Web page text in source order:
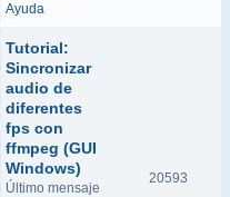
Ayuda
Tutorial:
Sincronizar
audio de
diferentes
fps con
ffmpeg (GUI
Windows)
Último mensaje
20593